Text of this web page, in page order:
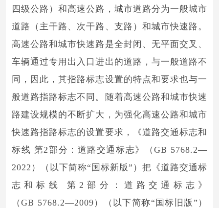
四级公路）和高速公路，城市道路分为一般城市
道路（主干路、次干路、支路）和城市快速路。
高速公路和城市快速路是全封闭、无平面交叉、
车辆通过专用出入口进出的道路，与一般道路不
同，因此，其指路标志设置的特点和要求也与一
般道路指路标志不同。随着高速公路和城市快速
路建设规模的不断扩大，为强化高速公路和城市
快速路指路标志的设置要求，《道路交通标志和
标线 第2部分：道路交通标志》（GB 5768.2—
2022）（以下简称“国标新版”）把《道路交通标
志和标线 第2部分：道路交通标志》
（GB 5768.2—2009）（以下简称“国标旧版”）